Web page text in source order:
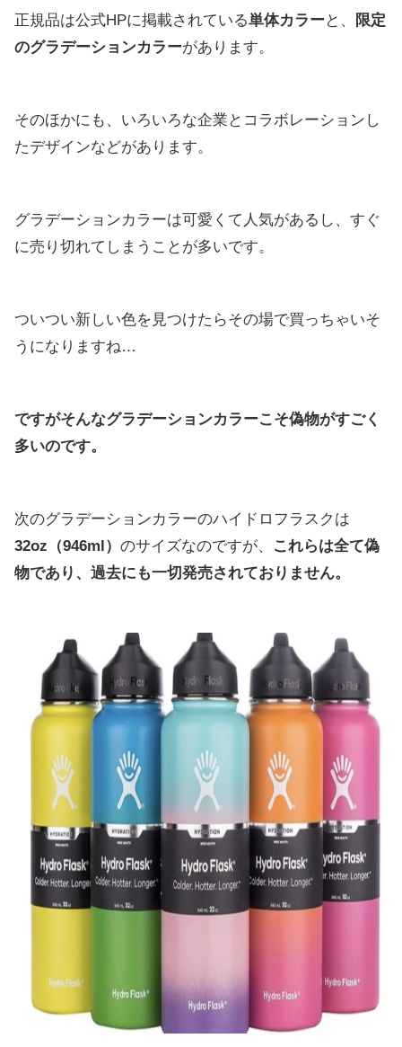
正規品は公式HPに掲載されている単体カラーと、
限定
のグラデーションカラーがあります。
そのほかにも、いろいろな企業とコラボレーションし
たデザインなどがあります。
グラデーションカラーは可愛くて人気があるし、すぐ
に売り切れてしまうことが多いです。
ついつい新しい色を見つけたらその場で買っちゃいそ
うになりますね…
ですがそんなグラデーションカラーこそ偽物がすごく
多いのです。
次のグラデーションカラーのハイドロフラスクは
32oz（946ml） のサイズなのですが、
これらは全て偽
物であり、過去にも一切発売されておりません。